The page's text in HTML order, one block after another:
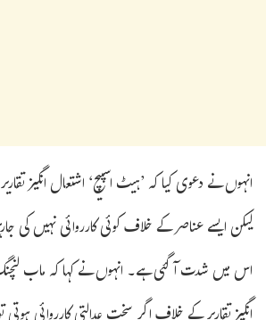
انہوں نے دعوی کیا کہ ’ہیٹ اسپیچ‘ اشتعال انگیز
لیکن ایسے عناصر کے خلاف کوئی کارروائی نہیں
اس میں شدت آگئی ہے۔ انہوں نے کہا کہ ماب